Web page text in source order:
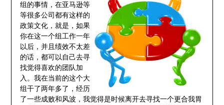
组的事情，在亚马逊等
等很多公司都有这样的
政策文化，就是，如果
你在这一个组工作一年
以后，并且绩效不太差
的话，都可以自己去寻
找觉得喜欢的团队加
入。我在当前的这个大
组干了两年多了，经历
了一些成败和风波，我觉得是时候离开去寻找一个更合我胃